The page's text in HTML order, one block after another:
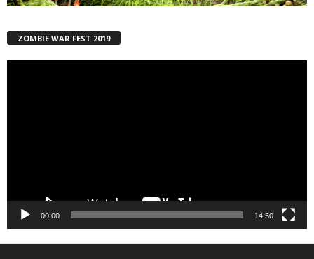
ZOMBIE WAR FEST 2019
00:00 14:50